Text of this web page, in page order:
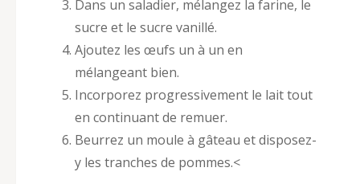
Dans un saladier, mélangez la farine, le
sucre et le sucre vanillé.
Ajoutez les œufs un à un en
mélangeant bien.
Incorporez progressivement le lait tout
en continuant de remuer.
Beurrez un moule à gâteau et disposez-
y les tranches de pommes.<